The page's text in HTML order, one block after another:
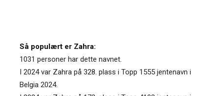
Så populært er Zahra:
1031 personer har dette navnet.
I 2024 var Zahra på 328. plass i Topp 1555 jentenavn i
Belgia 2024.